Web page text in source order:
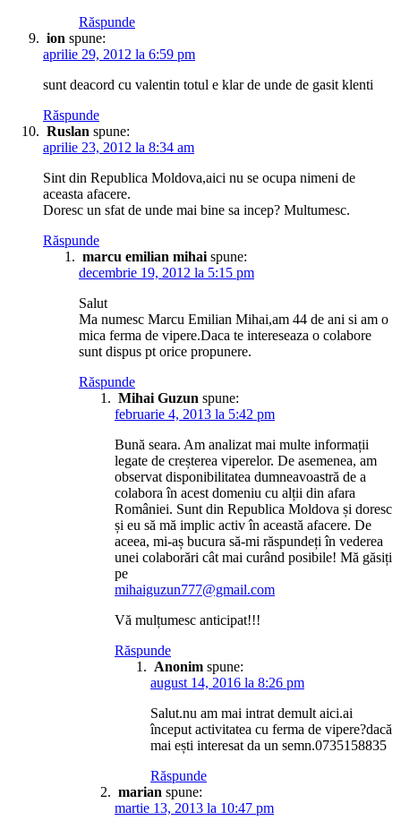
Răspunde
ion spune:
aprilie 29, 2012 la 6:59 pm
sunt deacord cu valentin totul e klar de unde de gasit klenti
Răspunde
Ruslan spune:
aprilie 23, 2012 la 8:34 am
Sint din Republica Moldova,aici nu se ocupa nimeni de
aceasta afacere.
Doresc un sfat de unde mai bine sa incep? Multumesc.
Răspunde
marcu emilian mihai spune:
decembrie 19, 2012 la 5:15 pm
Salut
Ma numesc Marcu Emilian Mihai,am 44 de ani si am o
mica ferma de vipere.Daca te intereseaza o colabore
sunt dispus pt orice propunere.
Răspunde
Mihai Guzun spune:
februarie 4, 2013 la 5:42 pm
Bună seara. Am analizat mai multe informații
legate de creșterea viperelor. De asemenea, am
observat disponibilitatea dumneavoastră de a
colabora în acest domeniu cu alții din afara
României. Sunt din Republica Moldova și doresc
și eu să mă implic activ în această afacere. De
aceea, mi-aș bucura să-mi răspundeți în vederea
unei colaborări cât mai curând posibile! Mă găsiți
pe
mihaiguzun777@gmail.com
Vă mulțumesc anticipat!!!
Răspunde
Anonim spune:
august 14, 2016 la 8:26 pm
Salut.nu am mai intrat demult aici.ai
început activitatea cu ferma de vipere?dacă
mai ești interesat da un semn.0735158835
Răspunde
marian spune:
martie 13, 2013 la 10:47 pm